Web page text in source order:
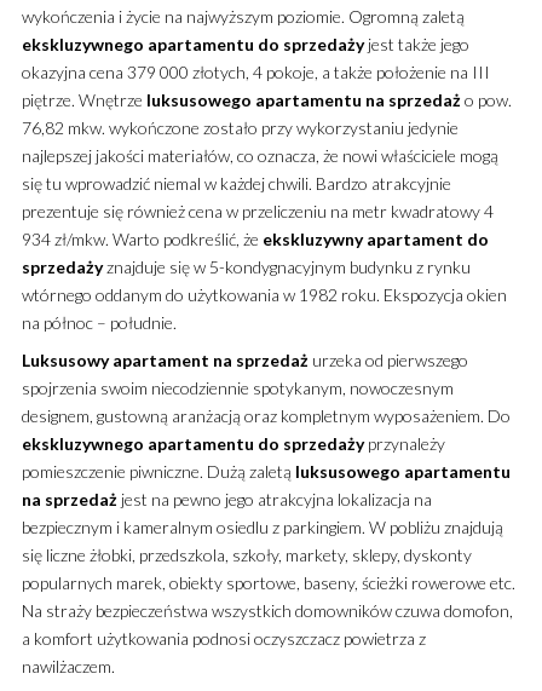
wykończenia i życie na najwyższym poziomie. Ogromną zaletą
ekskluzywnego apartamentu do sprzedażyjest także jego
okazyjna cena 379 000 złotych, 4 pokoje, a także położenie na III
piętrze. Wnętrze luksusowego apartamentu na sprzedażo pow.
76,82 mkw. wykończone zostało przy wykorzystaniu jedynie
najlepszej jakości materiałów, co oznacza, że nowi właściciele mogą
się tu wprowadzić niemal w każdej chwili. Bardzo atrakcyjnie
prezentuje się również cena w przeliczeniu na metr kwadratowy 4
934 zł/mkw. Warto podkreślić, że ekskluzywny apartament do
sprzedażyznajduje się w 5-kondygnacyjnym budynku z rynku
wtórnego oddanym do użytkowania w 1982 roku. Ekspozycja okien
na północ – południe.
Luksusowy apartament na sprzedażurzeka od pierwszego
spojrzenia swoim niecodziennie spotykanym, nowoczesnym
designem, gustowną aranżacją oraz kompletnym wyposażeniem. Do
ekskluzywnego apartamentu do sprzedażyprzynależy
pomieszczenie piwniczne. Dużą zaletą luksusowego apartamentu
na sprzedażjest na pewno jego atrakcyjna lokalizacja na
bezpiecznym i kameralnym osiedlu z parkingiem. W pobliżu znajdują
się liczne żłobki, przedszkola, szkoły, markety, sklepy, dyskonty
popularnych marek, obiekty sportowe, baseny, ścieżki rowerowe etc.
Na straży bezpieczeństwa wszystkich domowników czuwa domofon,
a komfort użytkowania podnosi oczyszczacz powietrza z
nawilżaczem.